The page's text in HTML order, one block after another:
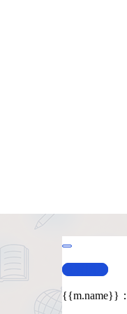
查看演示
{{m.name}} ：